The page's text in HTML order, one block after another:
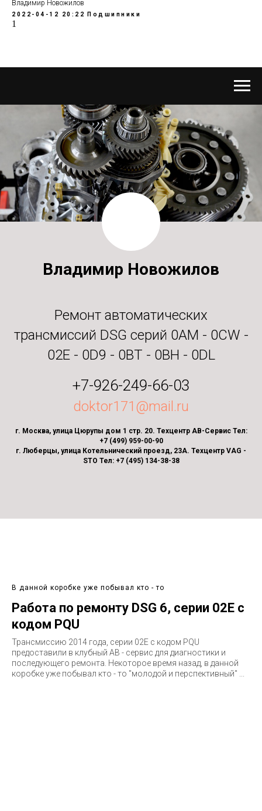
Владимир Новожилов
2022-04-12 20:22 Подшипники
1
Владимир Новожилов
Ремонт автоматических
трансмиссий DSG серий 0AM - 0CW -
02E - 0D9 - 0BT - 0BH - 0DL
+7-926-249-66-03
doktor171@mail.ru
г. Москва, улица Цюрупы дом 1 стр. 20. Техцентр АВ-Сервис Тел:
+7 (499) 959-00-90
г. Люберцы, улица Котельнический проезд, 23А. Техцентр VAG -
STO Тел: +7 (495) 134-38-38
В данной коробке уже побывал кто - то
Работа по ремонту DSG 6, серии 02E с
кодом PQU
Трансмиссию 2014 года, серии 02E c кодом PQU
предоставили в клубный АВ - сервис для диагностики и
последующего ремонта. Некоторое время назад, в данной
коробке уже побывал кто - то "молодой и перспективный" ...